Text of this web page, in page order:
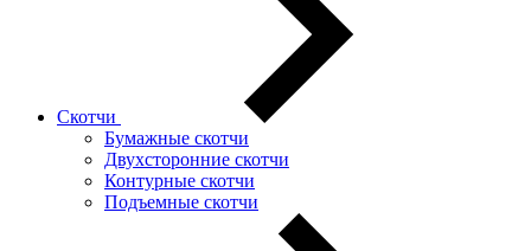
Скотчи
Бумажные скотчи
Двухсторонние скотчи
Контурные скотчи
Подъемные скотчи